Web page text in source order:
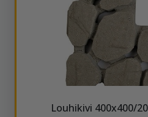
Louhikivi 400x400/